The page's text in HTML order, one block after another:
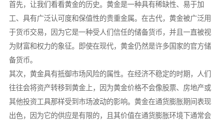
首先，让我们看看黄金的历史。黄金是一种具有稀缺性、易于加
工、具有广泛认可度和保值性的贵重金属。在古代，黄金被广泛用
于货币交易，因为它是一种受人们信任的储备货币，并且一直被视
为财富和权力的象征。即使在现代，黄金仍然是许多国家的官方储
备货币。
其次，黄金具有抵御市场风险的属性。在经济不稳定的时期，人们
往往会将资产转移到黄金上，因为黄金价格不会像股票、房地产或
其他投资工具那样受到市场波动的影响。黄金在通货膨胀期间表现
出色，因为它的供应是有限的，且其价值在通货膨胀环境下通常会